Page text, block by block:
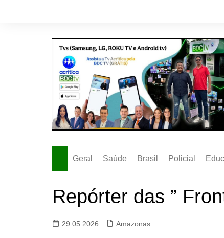
Geral Saúde Brasil Policial
Repórter das ”
29.05.2026 Amazonas